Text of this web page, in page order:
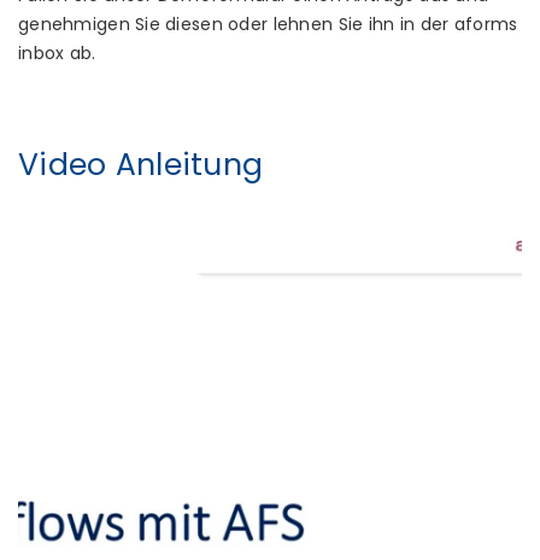
genehmigen Sie diesen oder lehnen Sie ihn in der aforms
inbox ab.
Video Anleitung